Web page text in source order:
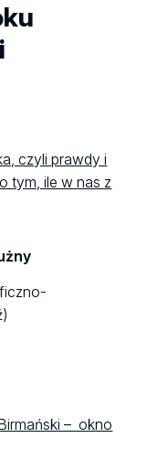
czyli prawdy i
tym, ile w nas z
– okno